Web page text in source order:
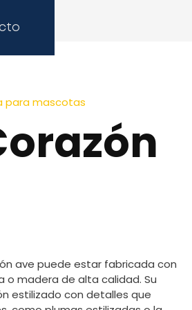
para mascotas
ave puede estar fabricada con
madera de alta calidad. Su
estilizado con detalles que